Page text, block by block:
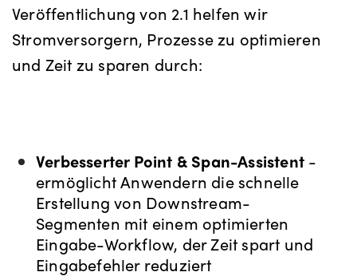
Veröffentlichung von 2.1 helfen wir
Stromversorgern, Prozesse zu optimieren
und Zeit zu sparen durch:
Verbesserter Point & Span-Assistent -
ermöglicht Anwendern die schnelle
Erstellung von Downstream-
Segmenten mit einem optimierten
Eingabe-Workflow, der Zeit spart und
Eingabefehler reduziert